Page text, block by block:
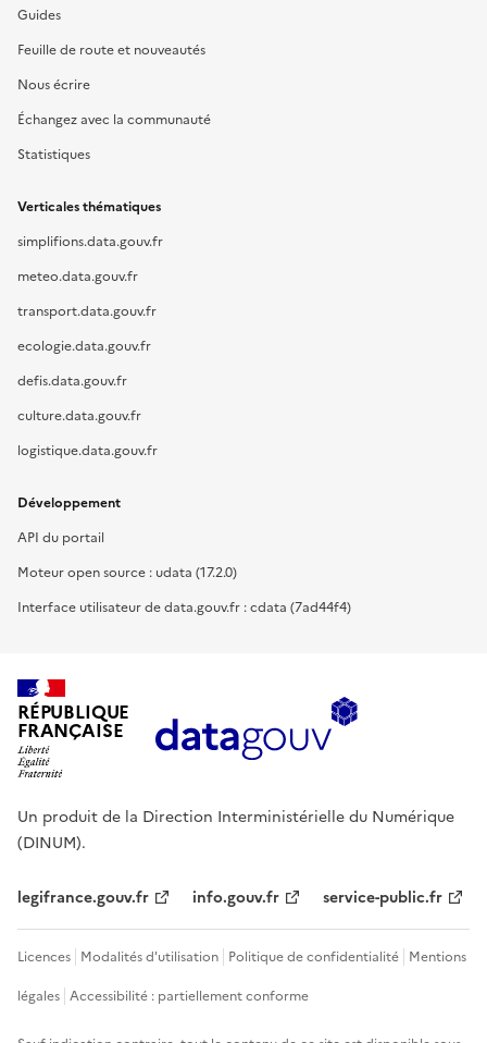
Guides
Feuille de route et nouveautés
Nous écrire
Échangez avec la communauté
Statistiques
Verticales thématiques
simplifions.data.gouv.fr
meteo.data.gouv.fr
transport.data.gouv.fr
ecologie.data.gouv.fr
defis.data.gouv.fr
culture.data.gouv.fr
logistique.data.gouv.fr
Développement
API du portail
Moteur open source : udata (17.2.0)
Interface utilisateur de data.gouv.fr : cdata (7ad44f4)
RÉPUBLIQUE
FRANÇAISE
Un produit de la Direction Interministérielle du Numérique
(DINUM).
legifrance.gouv.fr info.gouv.fr service-public.fr
Licences Modalités d'utilisation Politique de confidentialité Mentions
légales Accessibilité : partiellement conforme